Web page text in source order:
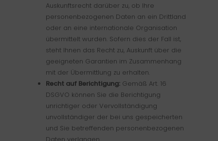
Auskunftsrecht darüber zu, ob Ihre
personenbezogenen Daten an ein Drittland
oder an eine internationale Organisation
übermittelt wurden. Sofern dies der Fall ist,
steht Ihnen das Recht zu, Auskunft über die
geeigneten Garantien im Zusammenhang
mit der Übermittlung zu erhalten.
Recht auf Berichtigung: Gemäß Art. 16
DSGVO können Sie die Berichtigung
unrichtiger oder Vervollständigung
unvollständiger der bei uns gespeicherten
und Sie betreffenden personenbezogenen
Daten verlangen.